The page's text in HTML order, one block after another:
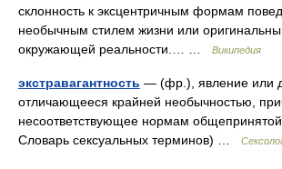
склонность к эксцентричным формам
необычным стилем жизни или
окружающей реальности.… …
Википедия
экстравагантность — (фр.), явление или
отличающееся крайней необычностью,
несоответствующее нормам
Словарь сексуальных терминов) …